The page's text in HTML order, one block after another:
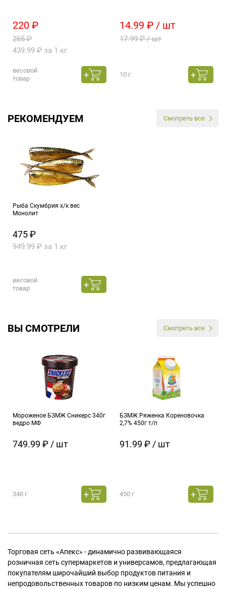
220 ₽
265 ₽
439.99 ₽ за 1 кг
весовой
товар
14.99 ₽ / шт
17.99 ₽ / шт
10 г
РЕКОМЕНДУЕМ Смотреть все
Рыба Скумбрия х/к вес
Монолит
475 ₽
949.99 ₽ за 1 кг
весовой
товар
ВЫ СМОТРЕЛИ Смотреть все
Мороженое БЗМЖ Сникерс 340г
ведро МФ
749.99 ₽ / шт
340 г
БЗМЖ Ряженка Кореновочка
2,7% 450г т/п
91.99 ₽ / шт
450 г
Торговая сеть «Апекс» - динамично развивающаяся
розничная сеть супермаркетов и универсамов, предлагающая
покупателям широчайший выбор продуктов питания и
непродовольственных товаров по низким ценам. Мы успешно